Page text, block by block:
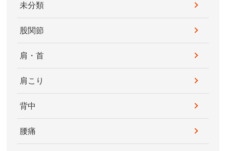
未分類
股関節
肩・首
肩こり
背中
腰痛